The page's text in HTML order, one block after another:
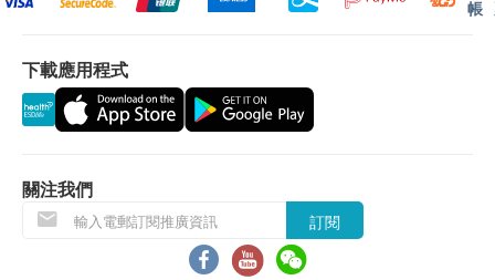
婦科基礎檢查-只限女士
陰道分泌物常規檢查 - 只限女士
宮頸刮片-只限女士
基本健康評估
血壓
物質需明確材質，方可判斷
出10頁部分，50RMB/1頁】）。
擇以下途徑查看體檢報告：
1. 體檢報告完成後，醫療中心會在微信服務群內發
送提醒訊息提醒客戶查看報告 。
人電郵地址。
3. 預留郵寄地址，醫療中心會在報告完成後郵寄，
郵費到付（可送到港澳地區）。
帳
下載應用程式
關注我們
訂閱